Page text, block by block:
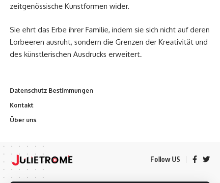
zeitgenössische Kunstformen wider.
Sie ehrt das Erbe ihrer Familie, indem sie sich nicht auf deren
Lorbeeren ausruht, sondern die Grenzen der Kreativität und
des künstlerischen Ausdrucks erweitert.
Datenschutz Bestimmungen
Kontakt
Über uns
Follow US